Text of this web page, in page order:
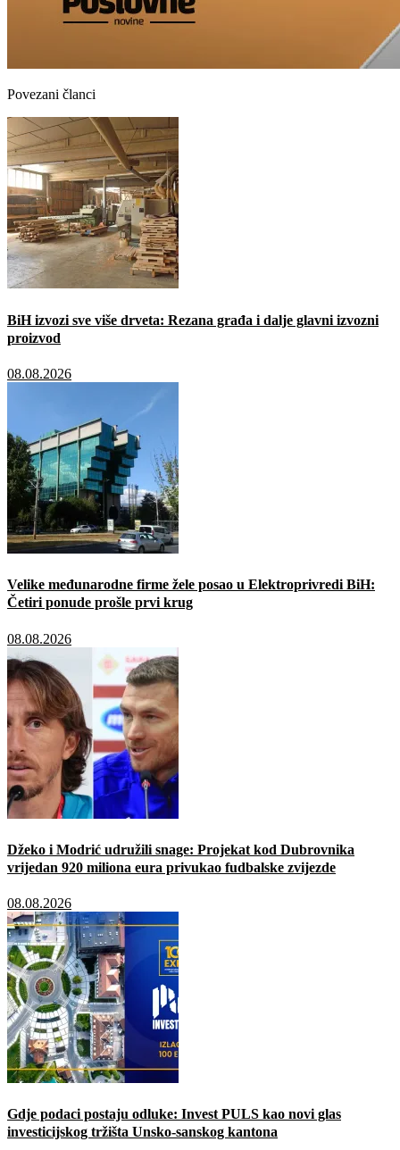
Povezani članci
BiH izvozi sve više drveta: Rezana građa i dalje glavni izvozni
proizvod
08.08.2026
Velike međunarodne firme žele posao u Elektroprivredi BiH:
Četiri ponude prošle prvi krug
08.08.2026
Džeko i Modrić udružili snage: Projekat kod Dubrovnika
vrijedan 920 miliona eura privukao fudbalske zvijezde
08.08.2026
Gdje podaci postaju odluke: Invest PULS kao novi glas
investicijskog tržišta Unsko-sanskog kantona